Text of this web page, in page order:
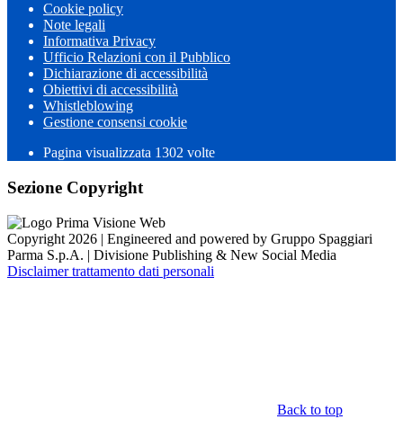
Cookie policy
Note legali
Informativa Privacy
Ufficio Relazioni con il Pubblico
Dichiarazione di accessibilità
Obiettivi di accessibilità
Whistleblowing
Gestione consensi cookie
Pagina visualizzata 1302 volte
Sezione Copyright
Copyright 2026 | Engineered and powered by Gruppo Spaggiari
Parma S.p.A. | Divisione Publishing & New Social Media
Disclaimer trattamento dati personali
Back to top